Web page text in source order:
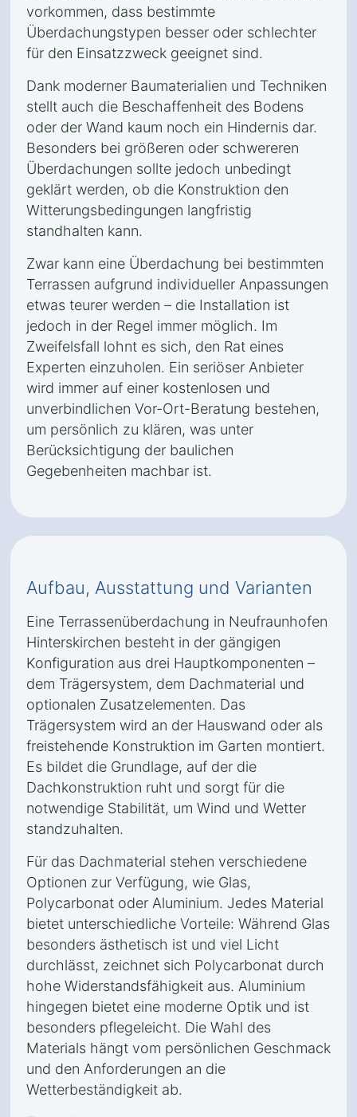
vorkommen, dass bestimmte
Überdachungstypen besser oder schlechter
für den Einsatzzweck geeignet sind.
Dank moderner Baumaterialien und Techniken
stellt auch die Beschaffenheit des Bodens
oder der Wand kaum noch ein Hindernis dar.
Besonders bei größeren oder schwereren
Überdachungen sollte jedoch unbedingt
geklärt werden, ob die Konstruktion den
Witterungsbedingungen langfristig
standhalten kann.
Zwar kann eine Überdachung bei bestimmten
Terrassen aufgrund individueller Anpassungen
etwas teurer werden – die Installation ist
jedoch in der Regel immer möglich. Im
Zweifelsfall lohnt es sich, den Rat eines
Experten einzuholen. Ein seriöser Anbieter
wird immer auf einer kostenlosen und
unverbindlichen Vor-Ort-Beratung bestehen,
um persönlich zu klären, was unter
Berücksichtigung der baulichen
Gegebenheiten machbar ist.
Aufbau, Ausstattung und Varianten
Eine Terrassenüberdachung in Neufraunhofen
Hinterskirchen besteht in der gängigen
Konfiguration aus drei Hauptkomponenten –
dem Trägersystem, dem Dachmaterial und
optionalen Zusatzelementen. Das
Trägersystem wird an der Hauswand oder als
freistehende Konstruktion im Garten montiert.
Es bildet die Grundlage, auf der die
Dachkonstruktion ruht und sorgt für die
notwendige Stabilität, um Wind und Wetter
standzuhalten.
Für das Dachmaterial stehen verschiedene
Optionen zur Verfügung, wie Glas,
Polycarbonat oder Aluminium. Jedes Material
bietet unterschiedliche Vorteile: Während Glas
besonders ästhetisch ist und viel Licht
durchlässt, zeichnet sich Polycarbonat durch
hohe Widerstandsfähigkeit aus. Aluminium
hingegen bietet eine moderne Optik und ist
besonders pflegeleicht. Die Wahl des
Materials hängt vom persönlichen Geschmack
und den Anforderungen an die
Wetterbeständigkeit ab.